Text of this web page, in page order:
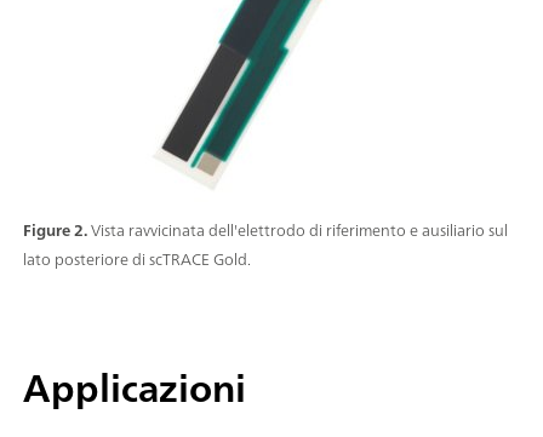
Figure 2.Vista ravvicinata dell'elettrodo di riferimento e ausiliario sul
lato posteriore di scTRACE Gold.
Applicazioni